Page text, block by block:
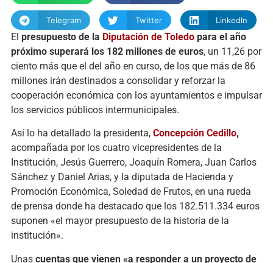
Telegram Twitter LinkedIn
El presupuesto de la Diputación de Toledopara el año
próximo superará los 182 millones de euros, un 11,26 por
ciento más que el del año en curso, de los que más de 86
millones irán destinados a consolidar y reforzar la
cooperación económica con los ayuntamientos e impulsar
los servicios públicos intermunicipales.
Así lo ha detallado la presidenta,Concepción Cedillo,
acompañada por los cuatro vicepresidentes de la
Institución, Jesús Guerrero, Joaquín Romera, Juan Carlos
Sánchez y Daniel Arias, y la diputada de Hacienda y
Promoción Económica, Soledad de Frutos, en una rueda
de prensa donde ha destacado que los 182.511.334 euros
suponen «el mayor presupuesto de la historia de la
institución».
Unascuentas que vienen «a responder a un proyecto de